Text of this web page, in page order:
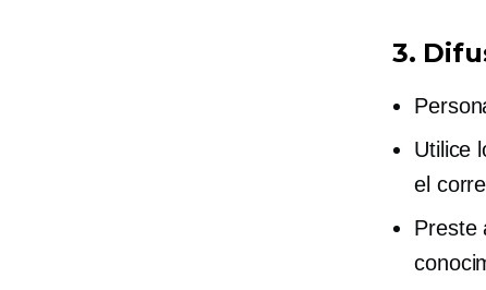
3.
Utilice
el
Preste